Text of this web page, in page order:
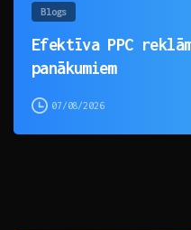
Blogs
Efektīva PPC
panākumiem
07/08/2026